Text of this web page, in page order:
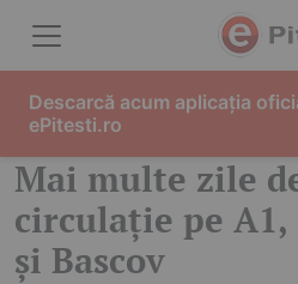
Mai multe zile
circulație pe
și Bascov
Descarcă acum aplicația
ePitesti.ro